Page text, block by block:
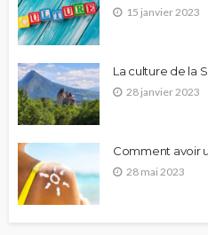
15 janvier 2023
La culture de la
28 janvier 2023
Comment avoir
28 mai 2023